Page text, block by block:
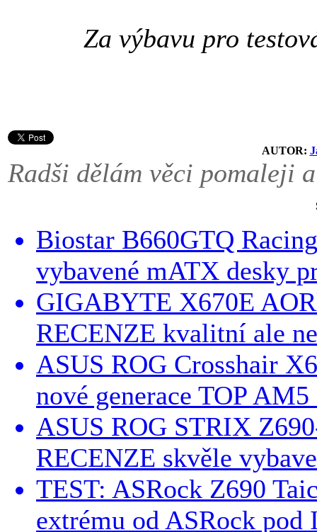
Za výbavu pro
AUTOR:
Radši dělám věci pomaleji
Biostar B660GTQ
vybavené mATX desky
GIGABYTE X670E
RECENZE kvalitní ale
ASUS ROG Crosshair
nové generace TOP
ASUS ROG STRIX
RECENZE skvěle
TEST: ASRock Z690
extrému od ASRock pod